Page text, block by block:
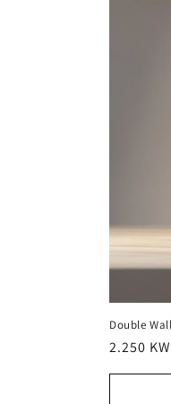
Double
Regular
2.250